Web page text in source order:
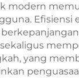
modern
yang